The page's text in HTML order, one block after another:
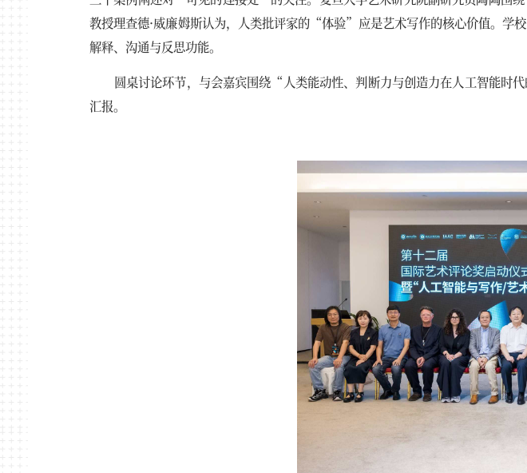
教授理查德·威廉姆斯认为，人类批评家的“体验”应是艺术写作的核心价值。学
解释、沟通与反思功能。
圆桌讨论环节，与会嘉宾围绕“人类能动性、判断力与创造力在人工智能
汇报。